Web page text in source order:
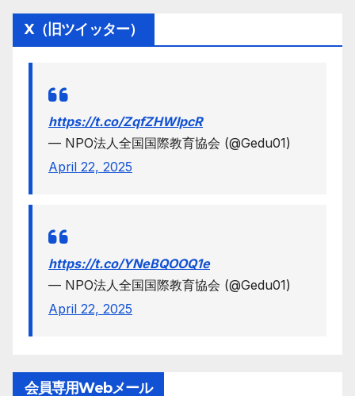
X（旧ツイッター）
https://t.co/ZqfZHWlpcR
— NPO法人全国国際教育協会 (@Gedu01)
April 22, 2025
https://t.co/YNeBQOOQ1e
— NPO法人全国国際教育協会 (@Gedu01)
April 22, 2025
会員専用Webメール